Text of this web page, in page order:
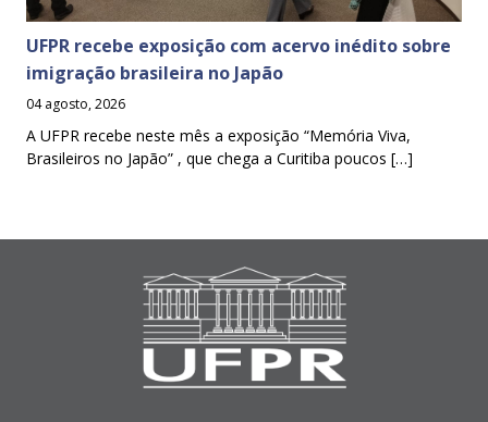
UFPR recebe exposição com acervo inédito sobre
imigração brasileira no Japão
04 agosto, 2026
A UFPR recebe neste mês a exposição “Memória Viva,
Brasileiros no Japão” , que chega a Curitiba poucos […]